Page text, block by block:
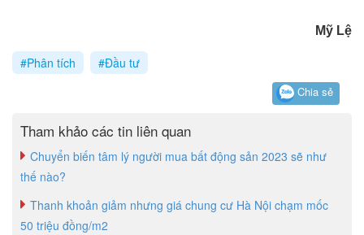
Mỹ Lệ
#Phân tích #Đầu tư
Chia sẻ
Tham khảo các tin liên quan
Chuyển biến tâm lý người mua bất động sản 2023 sẽ như
thế nào?
Thanh khoản giảm nhưng giá chung cư Hà Nội chạm mốc
50 triệu đồng/m2